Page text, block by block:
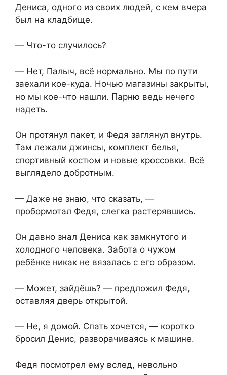
Дениса, одного из своих людей, с кем вчера
был на кладбище.
— Что-то случилось?
— Нет, Палыч, всё нормально. Мы по пути
заехали кое-куда. Ночью магазины закрыты,
но мы кое-что нашли. Парню ведь нечего
надеть.
Он протянул пакет, и Федя заглянул внутрь.
Там лежали джинсы, комплект белья,
спортивный костюм и новые кроссовки. Всё
выглядело добротным.
— Даже не знаю, что сказать, —
пробормотал Федя, слегка растерявшись.
Он давно знал Дениса как замкнутого и
холодного человека. Забота о чужом
ребёнке никак не вязалась с его образом.
— Может, зайдёшь? — предложил Федя,
оставляя дверь открытой.
— Не, я домой. Спать хочется, — коротко
бросил Денис, разворачиваясь к машине.
Федя посмотрел ему вслед, невольно